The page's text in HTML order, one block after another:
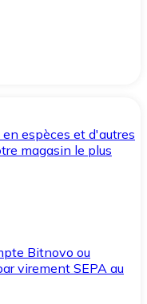
espèces et d'autres
magasin le plus
Bitnovo ou
virement SEPA au